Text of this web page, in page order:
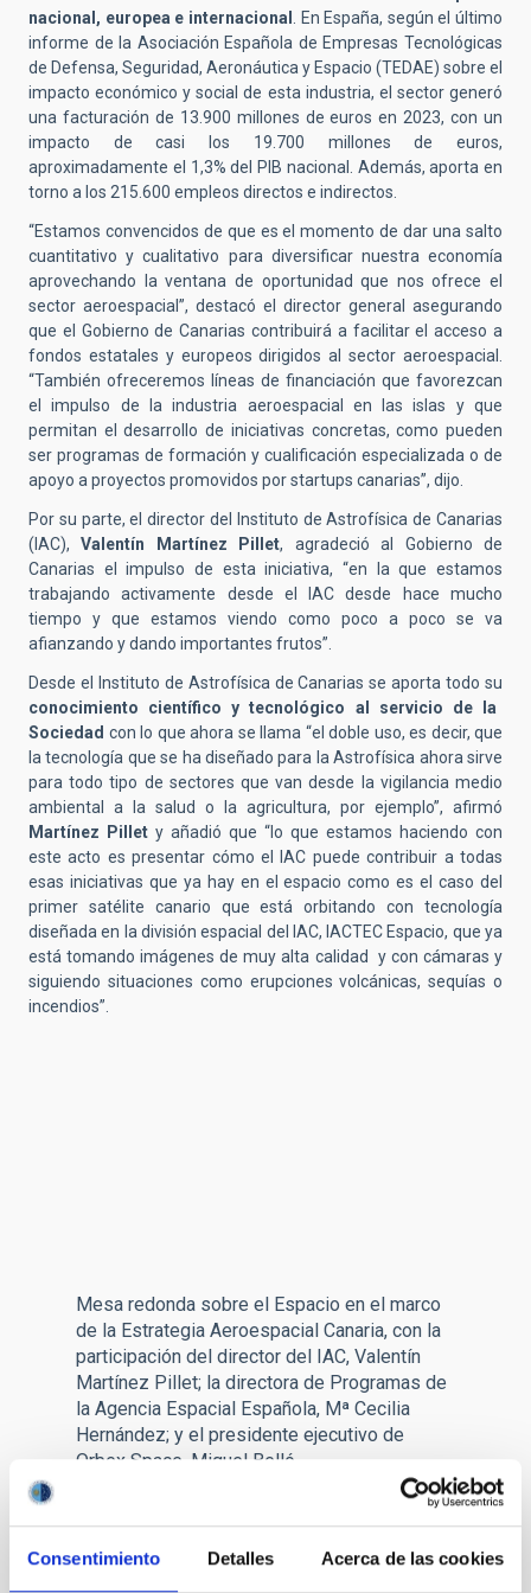
Consentimiento Detalles Acerca de las cookies
nacional, europea e internacional
. En España, según el último
informe de la Asociación Española de Empresas Tecnológicas
de Defensa, Seguridad, Aeronáutica y Espacio (TEDAE) sobre el
impacto económico y social de esta industria, el sector generó
una facturación de 13.900 millones de euros en 2023, con un
impacto de casi los 19.700 millones de euros,
aproximadamente el 1,3% del PIB nacional. Además, aporta en
torno a los 215.600 empleos directos e indirectos.
“Estamos convencidos de que es el momento de dar una salto
cuantitativo y cualitativo para diversificar nuestra economía
aprovechando la ventana de oportunidad que nos ofrece el
sector aeroespacial”, destacó el director general asegurando
que el Gobierno de Canarias contribuirá a facilitar el acceso a
fondos estatales y europeos dirigidos al sector aeroespacial.
“También ofreceremos líneas de financiación que favorezcan
el impulso de la industria aeroespacial en las islas y que
permitan el desarrollo de iniciativas concretas, como pueden
ser programas de formación y cualificación especializada o de
apoyo a proyectos promovidos por startups canarias”, dijo.
Por su parte, el director del Instituto de Astrofísica de Canarias
(IAC),Valentín Martínez Pillet, agradeció al Gobierno de
Canarias el impulso de esta iniciativa, “en la que estamos
trabajando activamente desde el IAC desde hace mucho
tiempo y que estamos viendo como poco a poco se va
afianzando y dando importantes frutos”.
Desde el Instituto de Astrofísica de Canarias se aporta todo su
conocimiento científico y tecnológico al servicio de la
Sociedad con lo que ahora se llama “el doble uso, es decir, que
la tecnología que se ha diseñado para la Astrofísica ahora sirve
para todo tipo de sectores que van desde la vigilancia medio
ambiental a la salud o la agricultura, por ejemplo”, afirmó
Martínez Pillet y añadió que “lo que estamos haciendo con
este acto es presentar cómo el IAC puede contribuir a todas
esas iniciativas que ya hay en el espacio como es el caso del
primer satélite canario que está orbitando con tecnología
diseñada en la división espacial del IAC, IACTEC Espacio, que ya
está tomando imágenes de muy alta calidad y con cámaras y
siguiendo situaciones como erupciones volcánicas, sequías o
incendios”.
Mesa redonda sobre el Espacio en el marco
de la Estrategia Aeroespacial Canaria, con la
participación del director del IAC, Valentín
Martínez Pillet; la directora de Programas de
la Agencia Espacial Española, Mª Cecilia
Hernández; y el presidente ejecutivo de
Orbex Space, Miguel Belló.
Por último,
se comprometió a que el
IAC va a contribuir con su tecnología a fortalecer ese sector en
Canarias. “Vamos a seguir colaborando con todas las